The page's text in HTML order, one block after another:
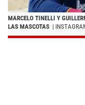
MARCELO TINELLI Y
LAS MASCOTAS |